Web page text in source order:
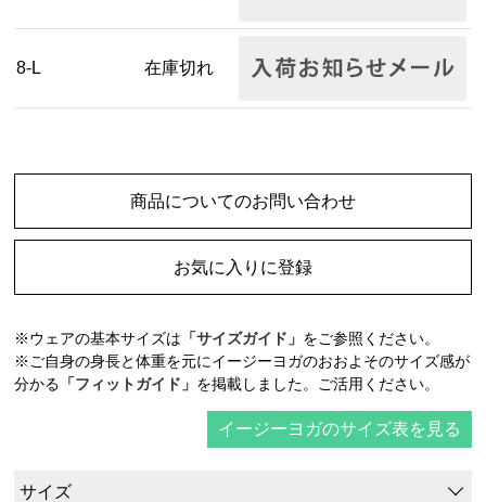
8-L 在庫切れ
商品についてのお問い合わせ
お気に入りに登録
※ウェアの基本サイズは 「サイズガイド」 をご参照ください。
※ご自身の身長と体重を元にイージーヨガのおおよそのサイズ感が
分かる 「フィットガイド」 を掲載しました。ご活用ください。
イージーヨガのサイズ表を見る
サイズ